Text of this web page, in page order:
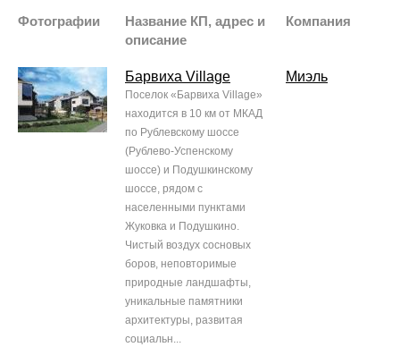
Фотографии
Название КП, адрес и
описание
Компания
Барвиха Village
Поселок «Барвиха Village»
находится в 10 км от МКАД
по Рублевскому шоссе
(Рублево-Успенскому
шоссе) и Подушкинскому
шоссе, рядом с
населенными пунктами
Жуковка и Подушкино.
Чистый воздух сосновых
боров, неповторимые
природные ландшафты,
уникальные памятники
архитектуры, развитая
социальн...
Миэль